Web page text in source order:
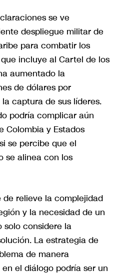
se ve
despliegue militar de
para combatir los
incluye al Cartel de los
aumentado la
de dólares por
captura de sus líderes.
podría complicar aún
Colombia y Estados
se percibe que el
se alinea con los
relieve la complejidad
y la necesidad de un
solo considere la
La estrategia de
de manera
el diálogo podría ser un